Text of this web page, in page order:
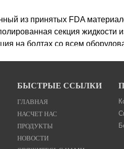
из принятых FDA
секция жидкости
на болтах со всем
добавки
класс)
БЫСТРЫЕ ССЫЛКИ
ГЛАВНАЯ
НАСЧЕТ НАС
ПРОДУКТЫ
НОВОСТИ